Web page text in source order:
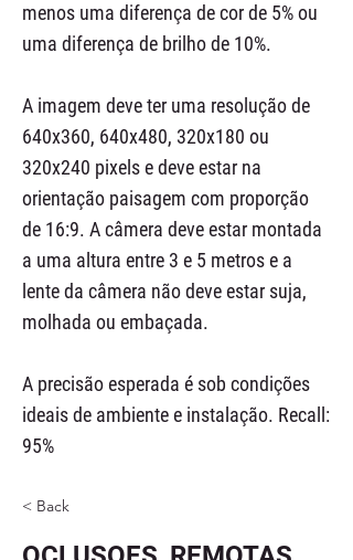
menos uma diferença de cor de 5% ou
uma diferença de brilho de 10%.
A imagem deve ter uma resolução de
640x360, 640x480, 320x180 ou
320x240 pixels e deve estar na
orientação paisagem com proporção
de 16:9. A câmera deve estar montada
a uma altura entre 3 e 5 metros e a
lente da câmera não deve estar suja,
molhada ou embaçada.
A precisão esperada é sob condições
ideais de ambiente e instalação. Recall:
95%
< Back